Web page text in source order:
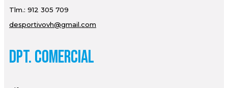
Tlm.: 912 305 709
desportivovh@gmail.com
Dpt. Comercial